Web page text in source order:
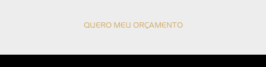
QUERO MEU ORÇAMENTO